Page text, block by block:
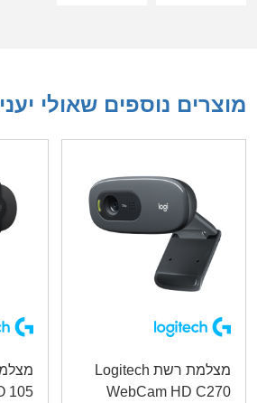
מוצרים נוספים שאולי
מצלמת רשת Logitech
WebCam HD C270
105